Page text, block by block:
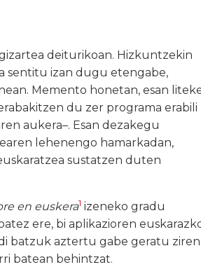
deiturikoan. Hizkuntzekin
sentitu izan dugu etengabe,
Memento honetan, esan
du zer programa erabili
aukera–. Esan dezakegu
lehenengo hamarkadan,
sustatzen duten
en euskera1 izeneko gradu
ere, bi aplikazioren
batzuk aztertu gabe geratu ziren.
batean behintzat.